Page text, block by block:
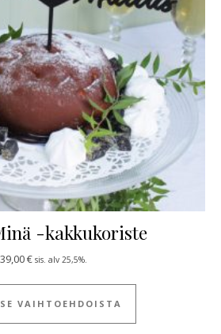
-kakkukoriste
39,00€ sis. alv 25,5%.
VAIHTOEHDOISTA
Tällä tuotteella